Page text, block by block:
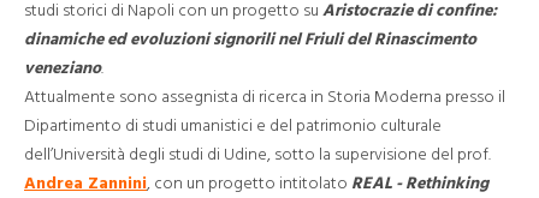
studi storici di Napoli con un progetto su Aristocrazie di confine:
dinamiche ed evoluzioni signorili nel Friuli del Rinascimento
veneziano.
Attualmente sono assegnista di ricerca in Storia Moderna presso il
Dipartimento di studi umanistici e del patrimonio culturale
dell’Università degli studi di Udine, sotto la supervisione del prof.
Andrea Zannini, con un progetto intitolato REAL - Rethinking